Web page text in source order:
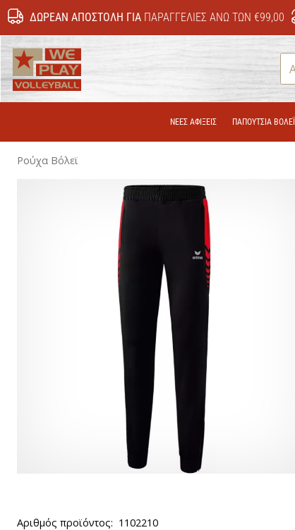
ΔΩΡΕΆΝ ΑΠΟΣΤΟΛΉ ΓΙΑΠΑΡΑΓΓΕΛΊΕΣ ΆΝΩ ΤΩΝ €99,00
ΝΕΕΣ ΑΦΙΞΕΙΣ ΠΑΠΟΎΤΣΙΑ ΒΌΛΕΪ
Ρούχα Βόλεϊ
Αριθμός προϊόντος: 1102210